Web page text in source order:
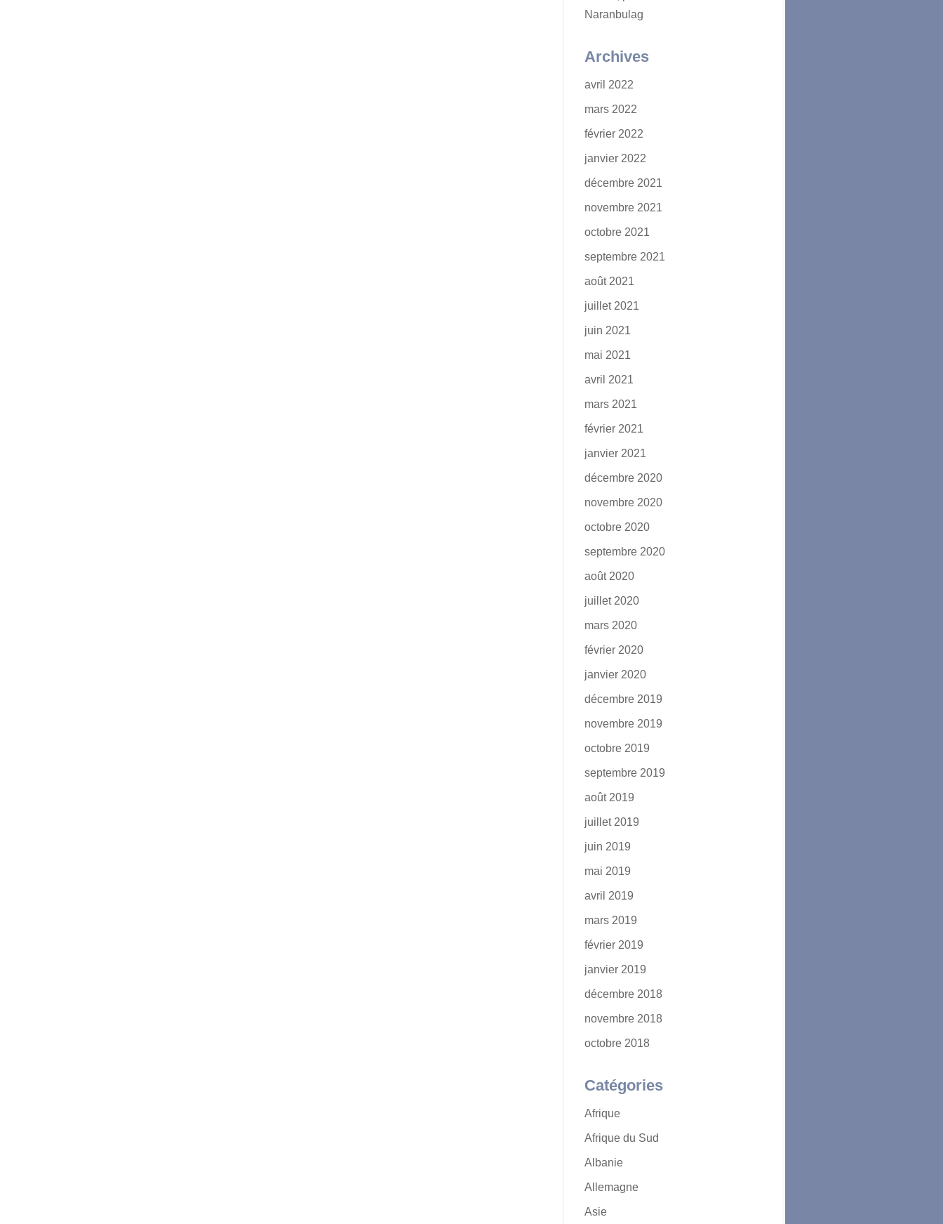
Naranbulag
Archives
avril 2022
mars 2022
février 2022
janvier 2022
décembre 2021
novembre 2021
octobre 2021
septembre 2021
août 2021
juillet 2021
juin 2021
mai 2021
avril 2021
mars 2021
février 2021
janvier 2021
décembre 2020
novembre 2020
octobre 2020
septembre 2020
août 2020
juillet 2020
mars 2020
février 2020
janvier 2020
décembre 2019
novembre 2019
octobre 2019
septembre 2019
août 2019
juillet 2019
juin 2019
mai 2019
avril 2019
mars 2019
février 2019
janvier 2019
décembre 2018
novembre 2018
octobre 2018
Catégories
Afrique
Afrique du Sud
Albanie
Allemagne
Asie